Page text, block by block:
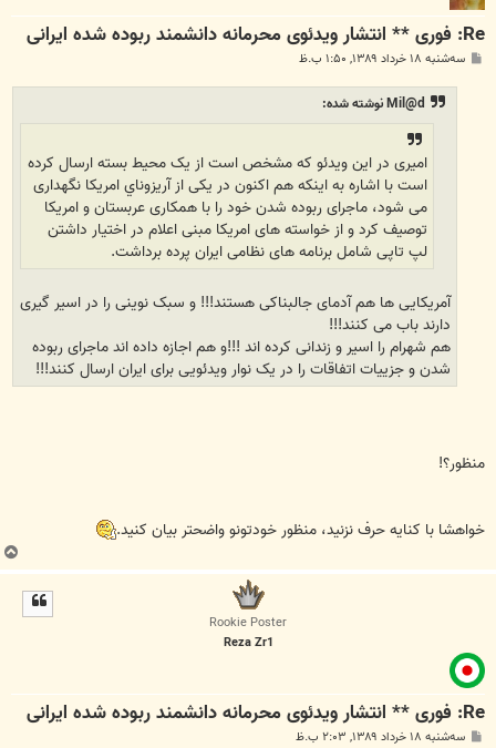
Re: فوری ** انتشار ویدئوی محرمانه دانشمند ربوده شده ایرانی
پ سه‌شنبه ۱۸ خرداد ۱۳۸۹, ۱:۵۰ ب.ظ
Mil@d نوشته شده:
امیری در این ویدئو که مشخص است از یک محیط بسته ارسال کرده
است با اشاره به اینکه هم اکنون در یکی از آريزوناي امریکا نگهداری
می شود، ماجرای ربوده شدن خود را با همکاری عربستان و امریکا
توصیف کرد و از خواسته های امریکا مبنی اعلام در اختیار داشتن
لپ تاپی شامل برنامه های نظامی ایران پرده برداشت.
آمریکایی ها هم آدمای جالبناکی هستند!!! و سبک نوینی را در اسیر گیری
دارند باب می کنند!!!
هم شهرام را اسیر و زندانی کرده اند !!!و هم اجازه داده اند ماجرای ربوده
شدن و جزییات اتفاقات را در یک نوار ویدئویی برای ایران ارسال کنند!!!
منظور؟!
خواهشا با کنایه حرف نزنید، منظور خودتونو واضحتر بیان کنید.
ب
ا
Rookie Poster
Reza Zr1
Re: فوری ** انتشار ویدئوی محرمانه دانشمند ربوده شده ایرانی
پ سه‌شنبه ۱۸ خرداد ۱۳۸۹, ۲:۰۳ ب.ظ